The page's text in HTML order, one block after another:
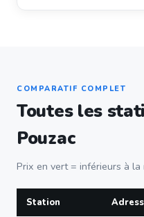
COMPARATIF COMPLET
Toutes les
Pouzac
Prix en vert = inférieurs à
Station